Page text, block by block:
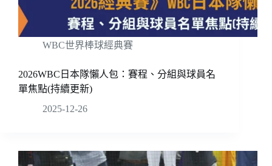
WBC世界棒球經典賽
2026WBC日本隊懶人包：賽程、分組與球員名
單焦點(持續更新)
2025-12-26